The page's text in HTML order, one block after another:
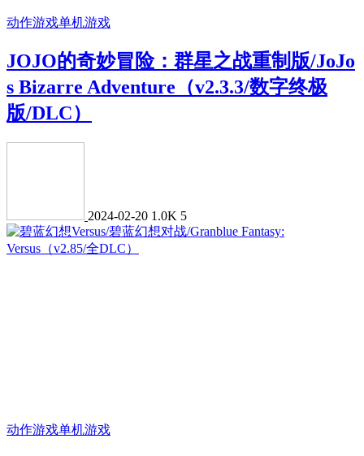
动作游戏单机游戏
JOJO的奇妙冒险：群星之战重制版/JoJo
s Bizarre Adventure（v2.3.3/数字终极
版/DLC）
2024-02-20 1.0K 5
动作游戏单机游戏